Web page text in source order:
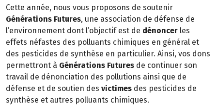
Cette année, nous vous proposons de soutenir
Générations Futures, une association de défense de
l’environnement dont l’objectif est de dénoncer les
effets néfastes des polluants chimiques en général et
des pesticides de synthèse en particulier. Ainsi, vos dons
permettront à Générations Futures de continuer son
travail de dénonciation des pollutions ainsi que de
défense et de soutien des victimes des pesticides de
synthèse et autres polluants chimiques.